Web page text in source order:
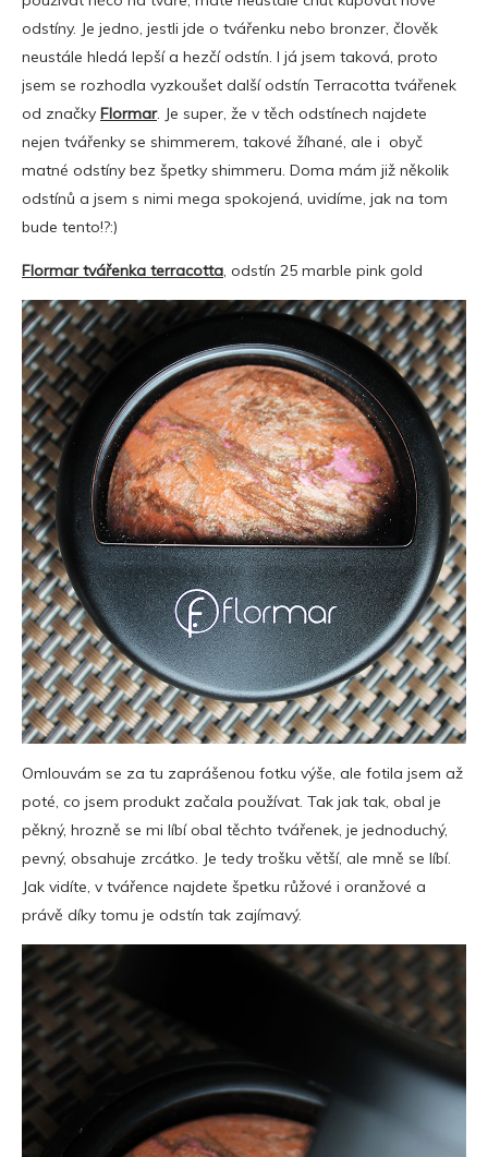
odstíny. Je jedno, jestli jde o tvářenku nebo bronzer, člověk
neustále hledá lepší a hezčí odstín. I já jsem taková, proto
jsem se rozhodla vyzkoušet další odstín Terracotta tvářenek
od značky Flormar. Je super, že v těch odstínech najdete
nejen tvářenky se shimmerem, takové žíhané, ale i obyč
matné odstíny bez špetky shimmeru. Doma mám již několik
odstínů a jsem s nimi mega spokojená, uvidíme, jak na tom
bude tento!?:)
Flormar tvářenka terracotta, odstín 25 marble pink gold
Omlouvám se za tu zaprášenou fotku výše, ale fotila jsem až
poté, co jsem produkt začala používat. Tak jak tak, obal je
pěkný, hrozně se mi líbí obal těchto tvářenek, je jednoduchý,
pevný, obsahuje zrcátko. Je tedy trošku větší, ale mně se líbí.
Jak vidíte, v tvářence najdete špetku růžové i oranžové a
právě díky tomu je odstín tak zajímavý.